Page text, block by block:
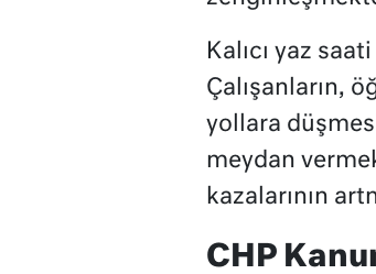
Kalıcı yaz
Çalışanların,
yollara
meydan
kazalarının
CHP